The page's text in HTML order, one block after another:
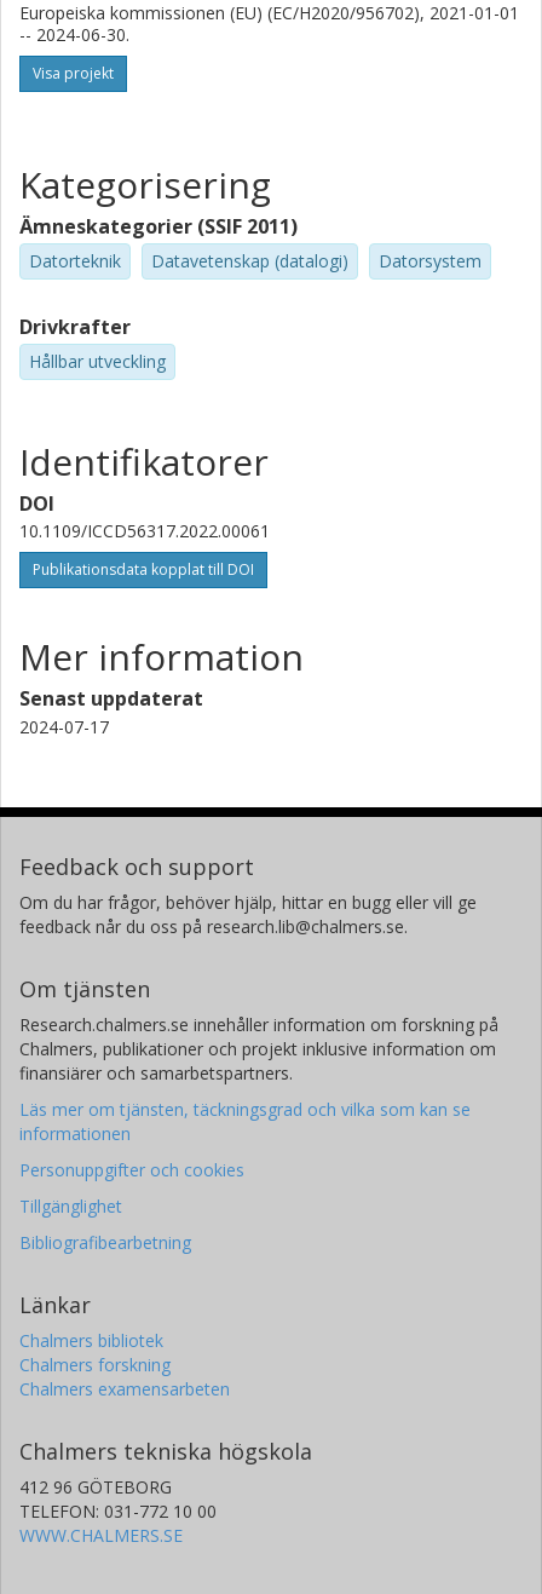
Europeiska kommissionen (EU) (EC/H2020/956702), 2021-01-01
-- 2024-06-30.
Visa projekt
Kategorisering
Ämneskategorier (SSIF 2011)
Datorteknik Datavetenskap (datalogi) Datorsystem
Drivkrafter
Hållbar utveckling
Identifikatorer
DOI
10.1109/ICCD56317.2022.00061
Publikationsdata kopplat till DOI
Mer information
Senast uppdaterat
2024-07-17
Feedback och support
Om du har frågor, behöver hjälp, hittar en bugg eller vill ge
feedback når du oss på research.lib@chalmers.se.
Om tjänsten
Research.chalmers.se innehåller information om forskning på
Chalmers, publikationer och projekt inklusive information om
finansiärer och samarbetspartners.
Läs mer om tjänsten, täckningsgrad och vilka som kan se
informationen
Personuppgifter och cookies
Tillgänglighet
Bibliografibearbetning
Länkar
Chalmers bibliotek
Chalmers forskning
Chalmers examensarbeten
Chalmers tekniska högskola
412 96 GÖTEBORG
TELEFON: 031-772 10 00
WWW.CHALMERS.SE